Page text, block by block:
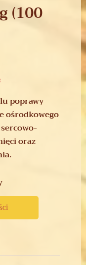
(100
poprawy
ośrodkowego
oraz